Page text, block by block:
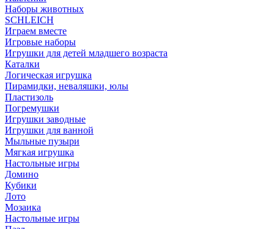
Наборы животных
SCHLEICH
Играем вместе
Игровые наборы
Игрушки для детей младшего возраста
Каталки
Логическая игрушка
Пирамидки, неваляшки, юлы
Пластизоль
Погремушки
Игрушки заводные
Игрушки для ванной
Мыльные пузыри
Мягкая игрушка
Настольные игры
Домино
Кубики
Лото
Мозаика
Настольные игры